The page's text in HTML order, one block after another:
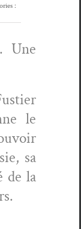
:
Une
le
sa
de la